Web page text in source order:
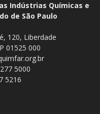
Indústrias Químicas e
de São Paulo
120, Liberdade
01525 000
5000
5216